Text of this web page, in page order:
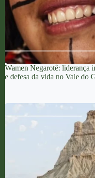
Wamen Negarotê: liderança
e defesa da vida no Vale do